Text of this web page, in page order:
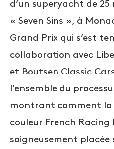
d’un superyacht de
« Seven Sins », à
Grand Prix qui s’est
collaboration avec
et Boutsen Classic
l’ensemble du
montrant comment la
couleur French Racing
soigneusement placée